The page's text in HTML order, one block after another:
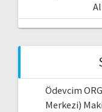
Ödevcim
Merkezi)